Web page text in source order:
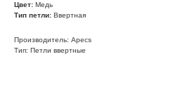
Цвет: Медь
Тип петли: Ввертная
Производитель: Apecs
Тип: Петли ввертные